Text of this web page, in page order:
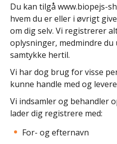
Du kan tilgå www.biopejs-
hvem du er eller i øvrigt
om dig selv. Vi registrerer
oplysninger, medmindre
samtykke hertil.
Vi har dog brug for visse
kunne handle med og
Vi indsamler og behandler
lader dig registrere med:
For- og efternavn